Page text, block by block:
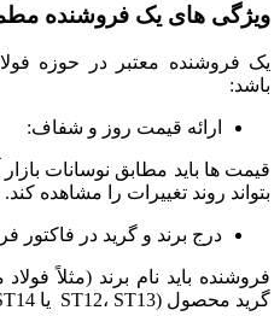
ویژگی های یک فروشنده
یک فروشنده معتبر در حوزه
باشد:
ارائه قیمت روز و شفاف:
قیمت ها باید مطابق نوسانات
بتواند روند تغییرات را مشاهده کند.
درج برند و گرید در فاکتور
فروشنده باید نام برند (مثلاً
گرید محصول (ST12، ST13 یا ST14) را دقیق در فاکتور قید کند.